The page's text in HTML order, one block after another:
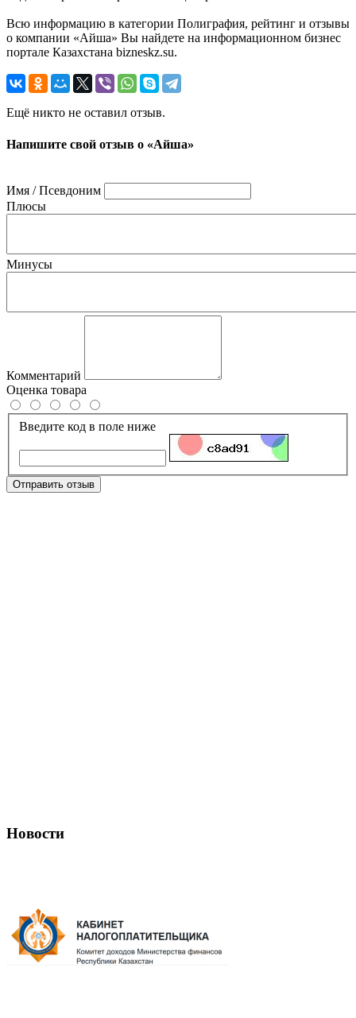
Всю информацию в категории Полиграфия, рейтинг и отзывы
о компании «Айша» Вы найдете на информационном бизнес
портале Казахстана bizneskz.su.
Ещё никто не оставил отзыв.
Напишите свой отзыв о «Айша»
Имя / Псевдоним
Плюсы
Минусы
Комментарий
Оценка товара
Введите код в поле ниже
Отправить отзыв
Новости